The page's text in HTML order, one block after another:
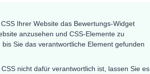
Ihrer Website das Bewertungs-Widget
anzusehen und CSS-Elemente zu
Sie das verantwortliche Element gefunden
nicht dafür verantwortlich ist, lassen Sie es